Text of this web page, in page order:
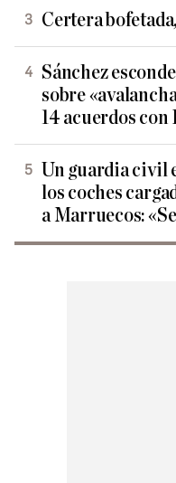
Certera
Sánchez
sobre
14 acuerdos con
Un guardia civil
los coches
a Marruecos: